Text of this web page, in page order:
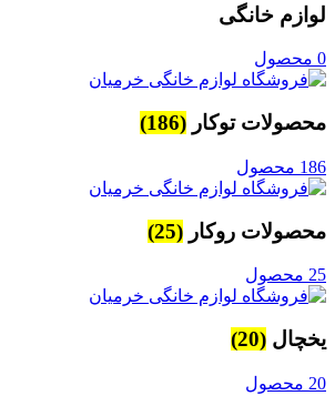
لوازم خانگی
0 محصول
محصولات توکار (186)
186 محصول
محصولات روکار (25)
25 محصول
یخچال (20)
20 محصول